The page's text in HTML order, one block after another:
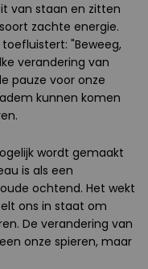
van staan en zitten
zachte energie.
"Beweeg,
verandering van
pauze voor onze
kunnen komen
wordt gemaakt
is als een
ochtend. Het wekt
ons in staat om
De verandering van
onze spieren, maar